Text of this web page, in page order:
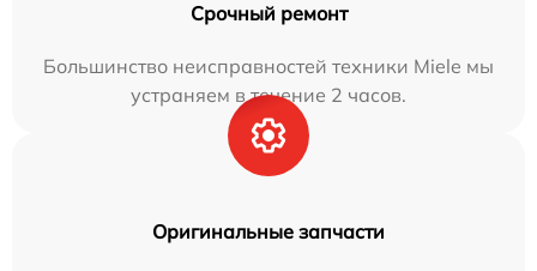
Срочный ремонт
Большинство неисправностей техники Miele мы
устраняем в течение 2 часов.
Оригинальные запчасти